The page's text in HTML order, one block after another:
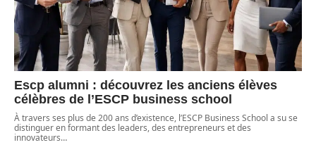
Escp alumni : découvrez les anciens élèves
célèbres de l’ESCP business school
À travers ses plus de 200 ans d’existence, l’ESCP Business School a su se
distinguer en formant des leaders, des entrepreneurs et des
innovateurs…